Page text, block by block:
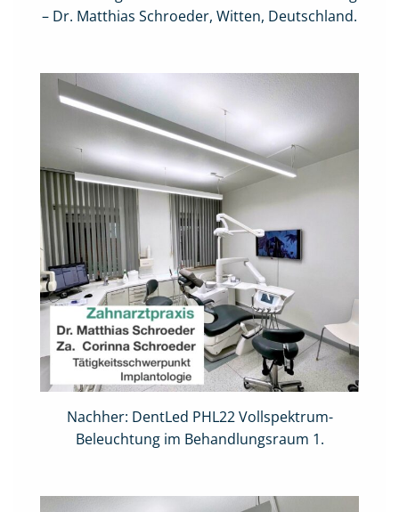
– Dr. Matthias Schroeder, Witten, Deutschland.
Nachher: DentLed PHL22 Vollspektrum-
Beleuchtung im Behandlungsraum 1.